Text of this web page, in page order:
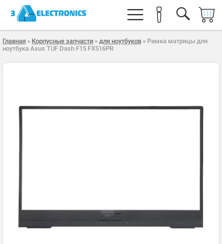
Главная » Корпусные запчасти » для ноутбуков » Рамка матрицы для
ноутбука Asus TUF Dash F15 FX516PR